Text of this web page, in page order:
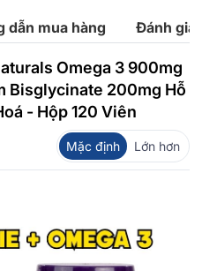
dẫn mua hàng Đánh giá
Omega 3 900mg
Bisglycinate 200mg Hỗ
- Hộp 120 Viên
Mặc định Lớn hơn